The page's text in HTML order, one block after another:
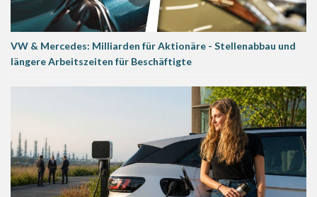
VW & Mercedes: Milliarden für Aktionäre - Stellenabbau und
längere Arbeitszeiten für Beschäftigte